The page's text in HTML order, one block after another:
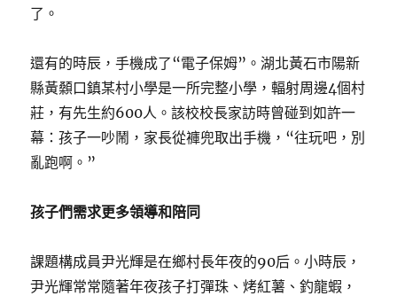
了。
還有的時辰，手機成了“電子保姆”。湖北黃石市陽新
縣黃顙口鎮某村小學是一所完整小學，輻射周邊4個村
莊，有先生約600人。該校校長家訪時曾碰到如許一
幕：孩子一吵鬧，家長從褲兜取出手機，“往玩吧，別
亂跑啊。”
孩子們需求更多領導和陪同
課題構成員尹光輝是在鄉村長年夜的90后。小時辰，
尹光輝常常隨著年夜孩子打彈珠、烤紅薯、釣龍蝦，